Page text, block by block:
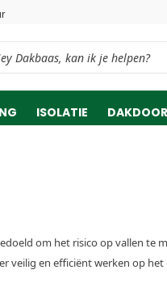
jouw product
ISOLATIE
om het risico op vallen
en efficiënt werken op